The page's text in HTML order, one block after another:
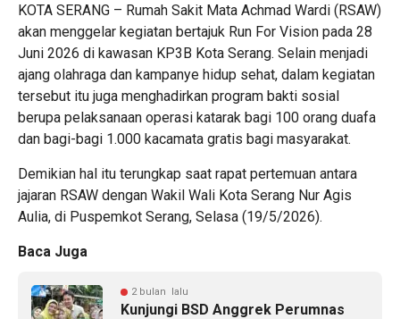
KOTA SERANG – Rumah Sakit Mata Achmad Wardi (RSAW)
akan menggelar kegiatan bertajuk Run For Vision pada 28
Juni 2026 di kawasan KP3B Kota Serang. Selain menjadi
ajang olahraga dan kampanye hidup sehat, dalam kegiatan
tersebut itu juga menghadirkan program bakti sosial
berupa pelaksanaan operasi katarak bagi 100 orang duafa
dan bagi-bagi 1.000 kacamata gratis bagi masyarakat.
Demikian hal itu terungkap saat rapat pertemuan antara
jajaran RSAW dengan Wakil Wali Kota Serang Nur Agis
Aulia, di Puspemkot Serang, Selasa (19/5/2026).
Baca Juga
2 bulan lalu
Kunjungi BSD Anggrek Perumnas